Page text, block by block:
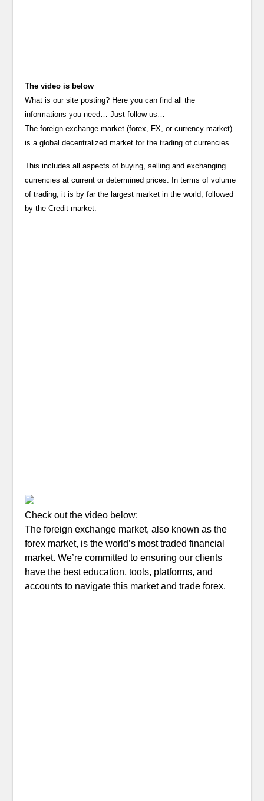
The video is below
What is our site posting? Here you can find all the
informations you need… Just follow us…
The foreign exchange market (forex, FX, or currency market)
is a global decentralized market for the trading of currencies.
This includes all aspects of buying, selling and exchanging
currencies at current or determined prices. In terms of volume
of trading, it is by far the largest market in the world, followed
by the Credit market.
Check out the video below:
The foreign exchange market, also known as the
forex market, is the world’s most traded financial
market. We’re committed to ensuring our clients
have the best education, tools, platforms, and
accounts to navigate this market and trade forex.